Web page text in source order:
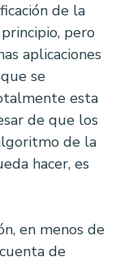
de la
pero
aplicaciones
se
esta
de que los
de la
hacer, es
en menos de
de